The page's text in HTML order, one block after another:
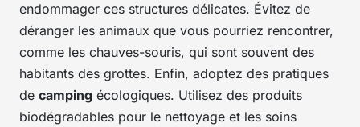
endommager ces structures délicates. Évitez de
déranger les animaux que vous pourriez rencontrer,
comme les chauves-souris, qui sont souvent des
habitants des grottes. Enfin, adoptez des pratiques
de camping écologiques. Utilisez des produits
biodégradables pour le nettoyage et les soins